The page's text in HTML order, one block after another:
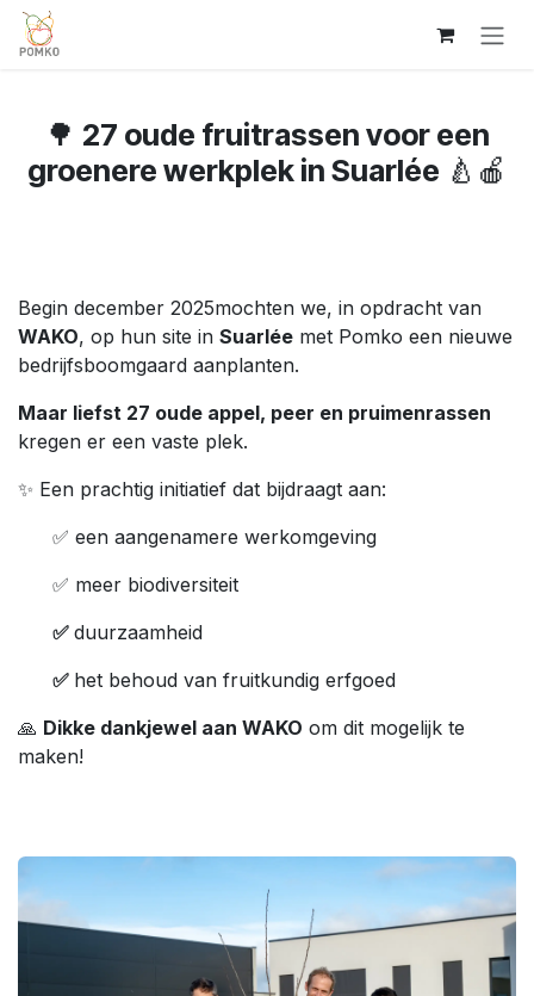
Overslaan naar inhoud
🌳 27 oude fruitrassen voor een
groenere werkplek in Suarlée 🍐🍎
Begin december 2025mochten we, in opdracht van
WAKO, op hun site in Suarlée met Pomko een nieuwe
bedrijfsboomgaard aanplanten.
Maar liefst 27 oude appel, peer en pruimenrassen
kregen er een vaste plek.
✨ Een prachtig initiatief dat bijdraagt aan:
​✅ een aangenamere werkomgeving
​✅ meer biodiversiteit
​✅ duurzaamheid
​✅ het behoud van fruitkundig erfgoed
🙏 Dikke dankjewel aan WAKO om dit mogelijk te
maken!